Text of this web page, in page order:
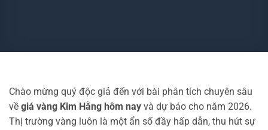
Chào mừng quý độc giả đến với bài phân tích chuyên sâu
về giá vàng Kim Hằng hôm nay và dự báo cho năm 2026.
Thị trường vàng luôn là một ẩn số đầy hấp dẫn, thu hút sự